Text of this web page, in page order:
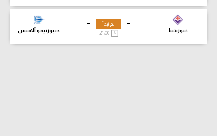
-
فيورنتينا
-
ديبورتيفو ألافيس
لم تبدأ
21:00